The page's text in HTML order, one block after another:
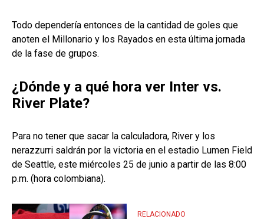
Todo dependería entonces de la cantidad de goles que
anoten el Millonario y los Rayados en esta última jornada
de la fase de grupos.
¿Dónde y a qué hora ver Inter vs.
River Plate?
Para no tener que sacar la calculadora, River y los
nerazzurri saldrán por la victoria en el estadio Lumen Field
de Seattle, este miércoles 25 de junio a partir de las 8:00
p.m. (hora colombiana).
RELACIONADO